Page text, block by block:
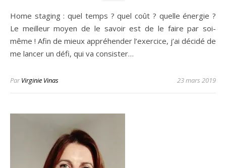
Home staging : quel temps ? quel coût ? quelle énergie ?
Le meilleur moyen de le savoir est de le faire par soi-
même ! Afin de mieux appréhender l’exercice, j’ai décidé de
me lancer un défi, qui va consister…
ParVirginie Vinas 23 mars 2019